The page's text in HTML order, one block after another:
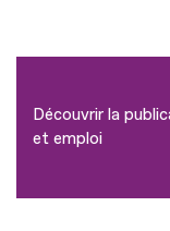
Découvrir la
et emploi